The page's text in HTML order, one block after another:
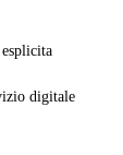
digitale